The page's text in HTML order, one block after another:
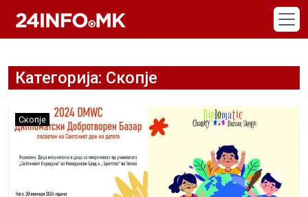
Категорија: Скопје
Скопје